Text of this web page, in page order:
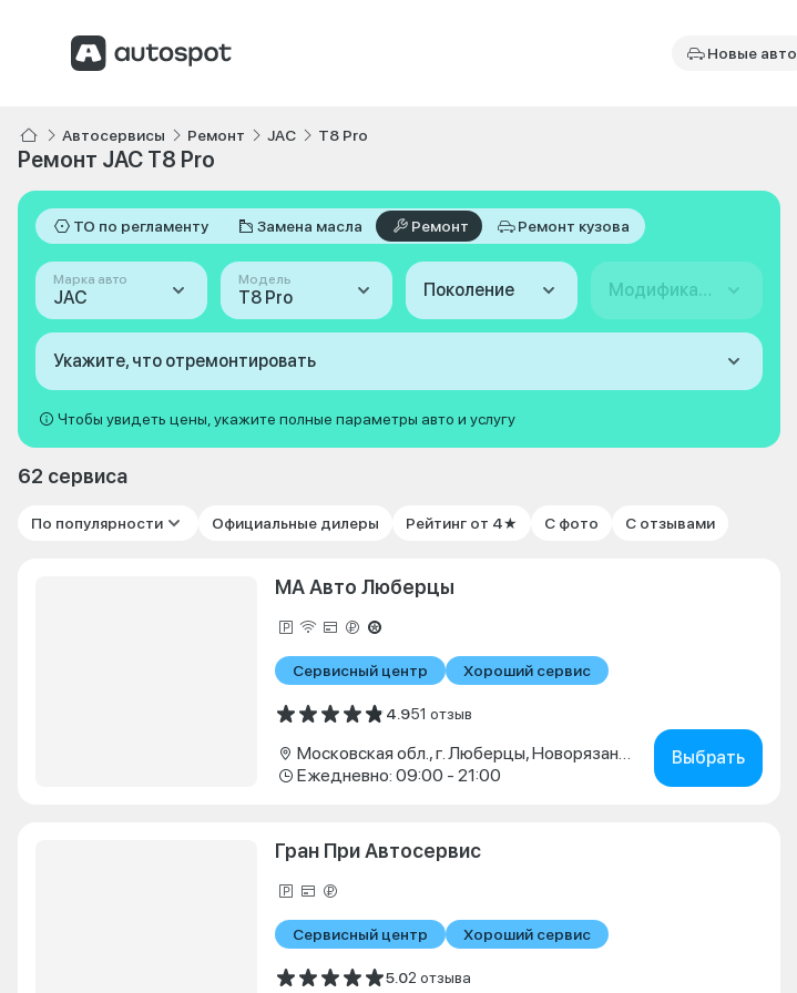
Новые авто
Автосервисы Ремонт JAC T8 Pro
Ремонт JAC T8 Pro
ТО по регламенту Замена масла Ремонт Ремонт кузова
Марка авто
JAC
Модель
T8 Pro Поколение Модификация
Укажите, что отремонтировать
Чтобы увидеть цены, укажите полные параметры авто и услугу
62 сервиса
По популярности Официальные дилеры Рейтинг от 4★ С фото С отзывами
МА Авто Люберцы
Сервисный центр Хороший сервис
4.951 отзыв
Московская обл., г. Люберцы, Новорязанское шоссе, д. 1г
Ежедневно: 09:00 - 21:00
Выбрать
Гран При Автосервис
Сервисный центр Хороший сервис
5.02 отзыва